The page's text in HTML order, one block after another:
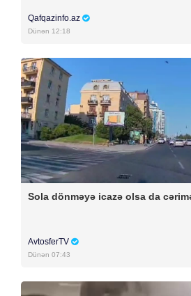
Qafqazinfo.az
Dünən 12:18
Sola dönməyə icazə olsa da
AvtosferTV
Dünən 07:43